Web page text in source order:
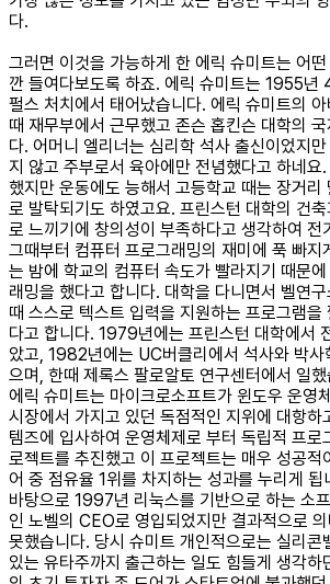
다.
그러면 이것을 가능하게 한 에릭 슈미트는 어
깐 들여다보도록 하죠. 에릭 슈미트는 1955년
펄스 처치에서 태어났습니다. 에릭 슈미트의
때 재무부에서 근무했고 존슨 홉킨슨 대학의
다. 어머니 엘리너는 심리학 석사 출신이었지
지 않고 주부로서 육아에만 전념했다고 하네요
했지만 운동에도 능해서 고등학교 때는 장거리
로 발탁되기도 하였고요. 프린스턴 대학의 건
로 느끼기에 창의성이 부족하다고 생각하여 전
그때부터 컴퓨터 프로그래밍의 재미에 푹 빠지
는 밤에 학교의 컴퓨터 속도가 빨라지기 때문
래밍을 했다고 합니다. 대학을 다니면서 벨연구
때 스스로 텍스트 입력을 지원하는 프로그램을
다고 합니다. 1979년에는 프린스턴 대학에서
았고, 1982년에는 UC버클리에서 석사와 박사
으며, 한때 제록스 팔로알토 연구센터에서 일
에릭 슈미트는 마이크로소프트가 윈도우 운영
시장에서 가지고 있던 독점적인 지위에 대항하
템즈에 입사하여 운영체제로 부터 독립적 프로
로젝트를 추진했고 이 프로젝트는 매우 성공적
어 중 점유율 1위를 차지하는 성과를 누리게 됩
바탕으로 1997년 리눅스를 기반으로 하는 소
인 노벨의 CEO로 영입되었지만 결과적으로
못했습니다. 당시 슈미트 개인적으로는 실리콘
있는 유타주까지 출근하는 일도 힘들게 생각하